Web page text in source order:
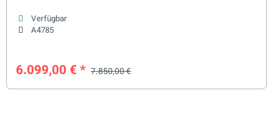
Verfügbar
A4785
6.099,00 €* 7.850,00 €